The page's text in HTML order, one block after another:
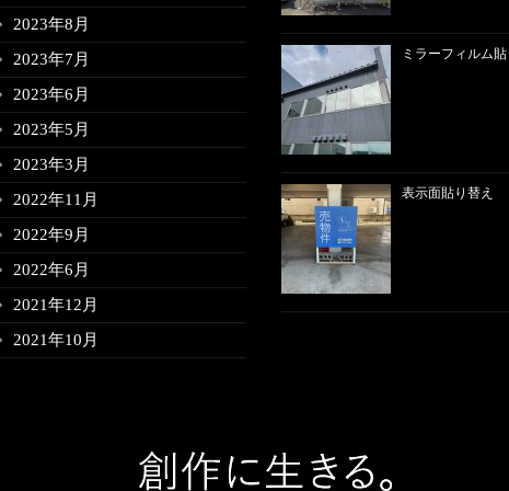
2023年8月
2023年7月
2023年6月
2023年5月
2023年3月
2022年11月
2022年9月
2022年6月
2021年12月
2021年10月
ミラーフィルム
表示面貼り替え